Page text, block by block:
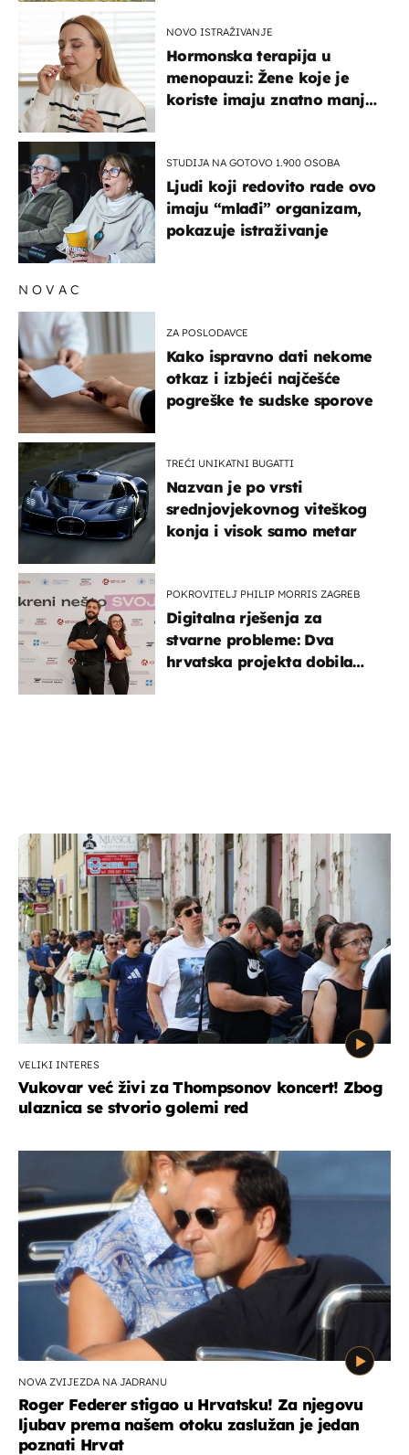
NOVO ISTRAŽIVANJE
Hormonska terapija u
menopauzi: Žene koje je
koriste imaju znatno manji
STUDIJA NA GOTOVO 1.900 OSOBA
Ljudi koji redovito rade ovo
imaju “mlađi” organizam,
pokazuje istraživanje
NOVAC
ZA POSLODAVCE
Kako ispravno dati nekome
otkaz i izbjeći najčešće
pogreške te sudske sporove
TREĆI UNIKATNI BUGATTI
Nazvan je po vrsti
srednjovjekovnog viteškog
konja i visok samo metar
POKROVITELJ PHILIP MORRIS ZAGREB
Digitalna rješenja za
stvarne probleme: Dva
hrvatska projekta dobila
VELIKI INTERES
Vukovar već živi za Thompsonov koncert! Zbog
ulaznica se stvorio golemi red
NOVA ZVIJEZDA NA JADRANU
Roger Federer stigao u Hrvatsku! Za njegovu
ljubav prema našem otoku zaslužan je jedan
poznati Hrvat